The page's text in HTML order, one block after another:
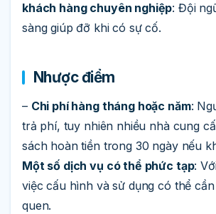
khách hàng chuyên nghiệp: Đội
sàng giúp đỡ khi có sự cố.
Nhược điểm
– Chi phí hàng tháng hoặc năm:
trả phí, tuy nhiên nhiều nhà cung
sách hoàn tiền trong 30 ngày nếu
Một số dịch vụ có thể phức tạp:
việc cấu hình và sử dụng có thể
quen.